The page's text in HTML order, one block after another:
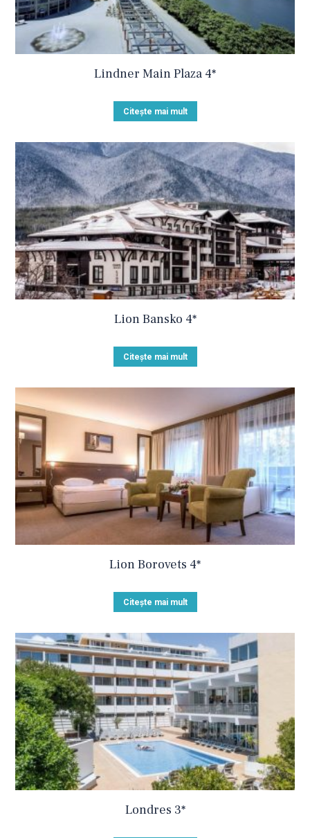
Lindner Main Plaza 4*
Citește mai mult
Lion Bansko 4*
Citește mai mult
Lion Borovets 4*
Citește mai mult
Londres 3*